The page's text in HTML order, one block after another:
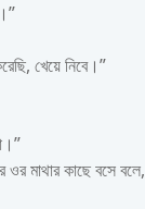
খেয়ে নিবে।”
মাথার কাছে বসে বলে,